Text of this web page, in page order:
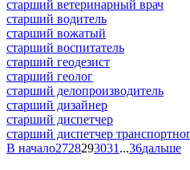
старший ветеринарный врач
старший водитель
старший вожатый
старший воспитатель
старший геодезист
старший геолог
старший делопроизводитель
старший дизайнер
старший диспетчер
старший диспетчер
В начало2728293031 ...36дальше